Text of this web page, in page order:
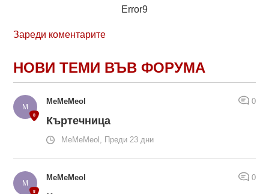
Error9
Зареди коментарите
НОВИ ТЕМИ ВЪВ ФОРУМА
MeMeMeol 0
Къртечница
MeMeMeol, Преди 23 дни
MeMeMeol 0